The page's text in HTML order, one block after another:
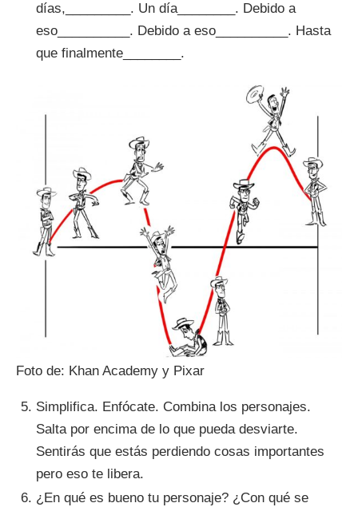
días,_________. Un día________. Debido a
eso__________. Debido a eso__________. Hasta
que finalmente________.
Foto de: Khan Academy y Pixar
Simplifica. Enfócate. Combina los personajes.
Salta por encima de lo que pueda desviarte.
Sentirás que estás perdiendo cosas importantes
pero eso te libera.
¿En qué es bueno tu personaje? ¿Con qué se